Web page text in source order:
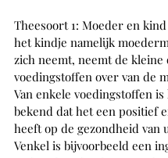
Theesoort 1: Moeder en
het kindje namelijk
zich neemt, neemt de kleine
voedingstoffen over van de
Van enkele voedingstoffen
bekend dat het een positief
heeft op de gezondheid van
Venkel is bijvoorbeeld een